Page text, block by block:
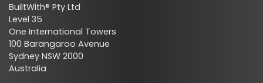
BuiltWith® Pty Ltd
Level 35
One International Towers
100 Barangaroo Avenue
Sydney NSW 2000
Australia